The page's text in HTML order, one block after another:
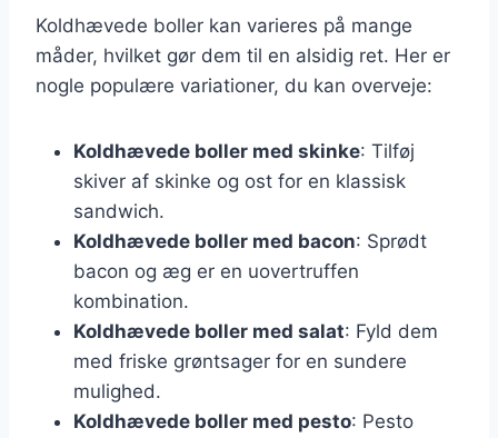
Koldhævede boller kan varieres på mange
måder, hvilket gør dem til en alsidig ret. Her er
nogle populære variationer, du kan overveje:
Koldhævede boller med skinke: Tilføj
skiver af skinke og ost for en klassisk
sandwich.
Koldhævede boller med bacon: Sprødt
bacon og æg er en uovertruffen
kombination.
Koldhævede boller med salat: Fyld dem
med friske grøntsager for en sundere
mulighed.
Koldhævede boller med pesto: Pesto